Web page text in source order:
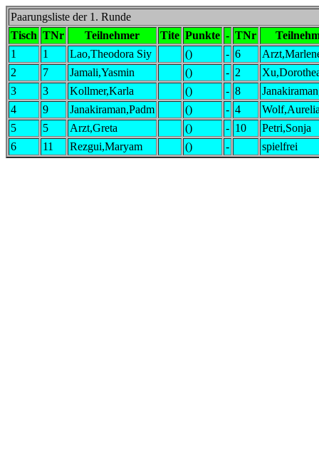
Paarungsliste der 1. Runde
Tisch TNr Teilnehmer Tite Punkte - TNr
1
1 Lao,Theodora Siy () - 6
2
7 Jamali,Yasmin () - 2
3
3 Kollmer,Karla () - 8
4
9 Janakiraman,Padm () - 4
5
5 Arzt,Greta () - 10
Petri,Sonja
6
11 Rezgui,Maryam () - spielfrei